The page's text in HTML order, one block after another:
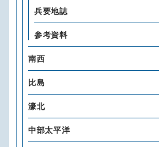
兵要地誌
参考資料
南西
比島
濠北
中部太平洋